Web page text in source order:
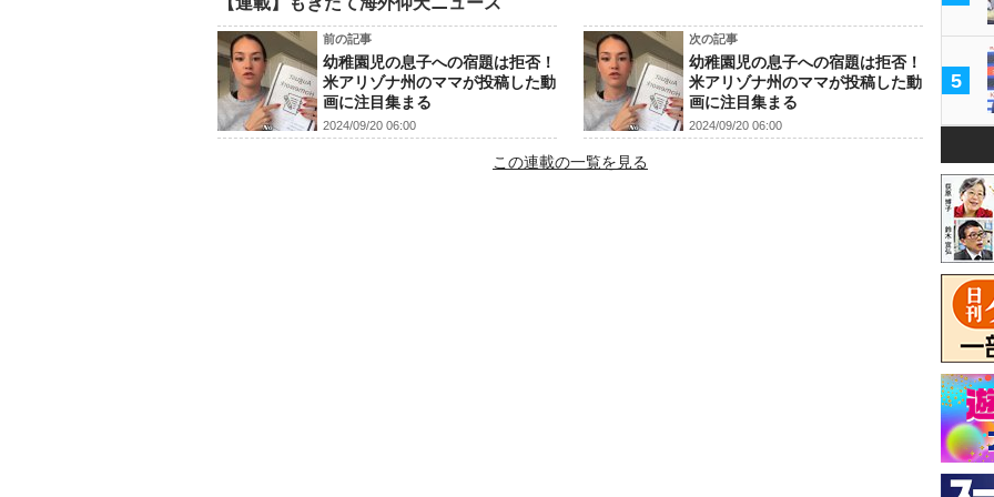
前の記事
幼稚園児の息子への宿題は拒否！
米アリゾナ州のママが投稿した動
画に注目集まる
2024/09/20 06:00
次の記事
幼稚園児の息子への宿題は拒否！
米アリゾナ州のママが投稿した動
画に注目集まる
2024/09/20 06:00
この連載の一覧を見る
5